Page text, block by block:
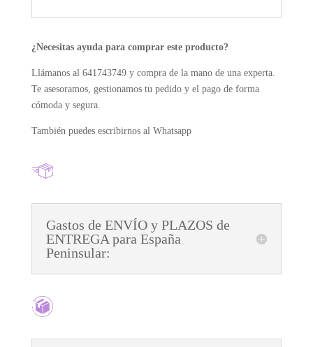
¿Necesitas ayuda para comprar este producto?
Llámanos al 641743749 y compra de la mano de una experta.
Te asesoramos, gestionamos tu pedido y el pago de forma
cómoda y segura.
También puedes escribirnos al Whatsapp
Gastos de ENVÍO y PLAZOS de
ENTREGA para España
Peninsular: